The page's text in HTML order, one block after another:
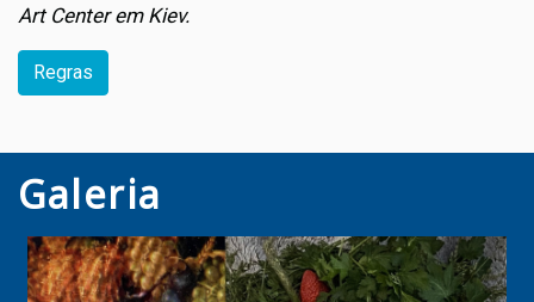
Art Center em Kiev.
Regras
Galeria